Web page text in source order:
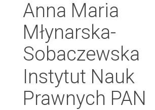
Anna Maria
Młynarska-
Sobaczewska
Instytut Nauk
Prawnych PAN